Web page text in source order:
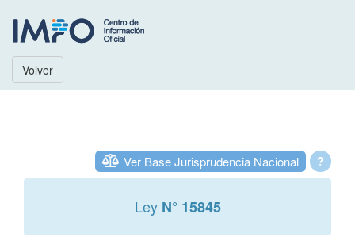
Volver
?
Ver Base Jurisprudencia Nacional
Ley N° 15845